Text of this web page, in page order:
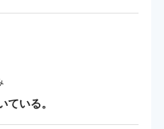
いる。